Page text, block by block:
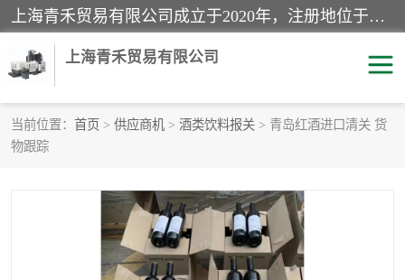
上海青禾贸易有限公司成立于2020年，注册地位于上海市宝山区。经营范围包括：机械设备、五金制品、劳防用品、电子产品、塑胶制品、家具、模具、纺织品、仪器仪表、建筑材料、装饰材料、化工产品、金属制品、机车配件等货物进出口报关、清关服务。
上海青禾贸易有限公司
当前位置： 首页 > 供应商机 > 酒类饮料报关 > 青岛红酒进口清关 货
物跟踪
酒类饮料报关
进口退运报关 服装进口清关
进口杂货清关